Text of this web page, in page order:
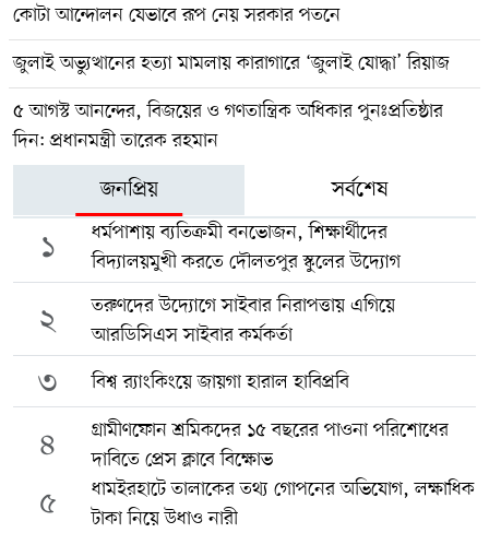
কোটা আন্দোলন যেভাবে রূপ নেয় সরকার পতনে
জুলাই অভ্যুত্থানের হত্যা মামলায় কারাগারে ‘জুলাই যোদ্ধা’ রিয়াজ
৫ আগস্ট আনন্দের, বিজয়ের ও গণতান্ত্রিক অধিকার পুনঃপ্রতিষ্ঠার
দিন: প্রধানমন্ত্রী তারেক রহমান
জনপ্রিয় সর্বশেষ
১
ধর্মপাশায় ব্যতিক্রমী বনভোজন, শিক্ষার্থীদের
বিদ্যালয়মুখী করতে দৌলতপুর স্কুলের উদ্যোগ
২
তরুণদের উদ্যোগে সাইবার নিরাপত্তায় এগিয়ে
আরডিসিএস সাইবার কর্মকর্তা
৩ বিশ্ব র‍্যাংকিংয়ে জায়গা হারাল হাবিপ্রবি
৪
গ্রামীণফোন শ্রমিকদের ১৫ বছরের পাওনা পরিশোধের
দাবিতে প্রেস ক্লাবে বিক্ষোভ
৫
ধামইরহাটে তালাকের তথ্য গোপনের অভিযোগ, লক্ষাধিক
টাকা নিয়ে উধাও নারী